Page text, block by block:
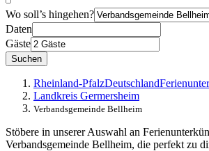
Wo soll’s hingehen?
Daten
Gäste
Suchen
Rheinland-PfalzDeutschland
Landkreis Germersheim
Verbandsgemeinde Bellheim
Stöbere in unserer Auswahl an
Verbandsgemeinde Bellheim, die perfekt zu